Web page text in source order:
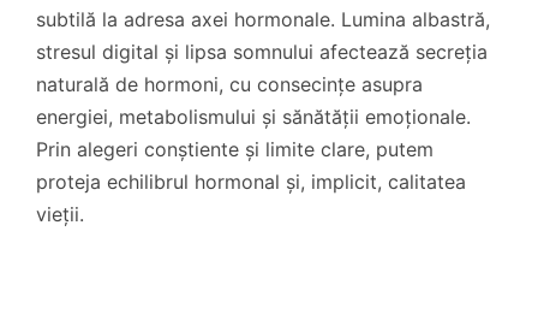
subtilă la adresa axei hormonale. Lumina albastră,
stresul digital și lipsa somnului afectează secreția
naturală de hormoni, cu consecințe asupra
energiei, metabolismului și sănătății emoționale.
Prin alegeri conștiente și limite clare, putem
proteja echilibrul hormonal și, implicit, calitatea
vieții.